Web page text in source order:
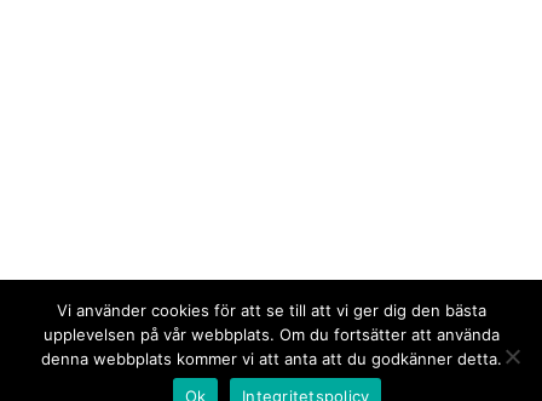
Vi använder cookies för att se till att vi ger dig den bästa
upplevelsen på vår webbplats. Om du fortsätter att använda
denna webbplats kommer vi att anta att du godkänner detta.
Ok
Integritetspolicy